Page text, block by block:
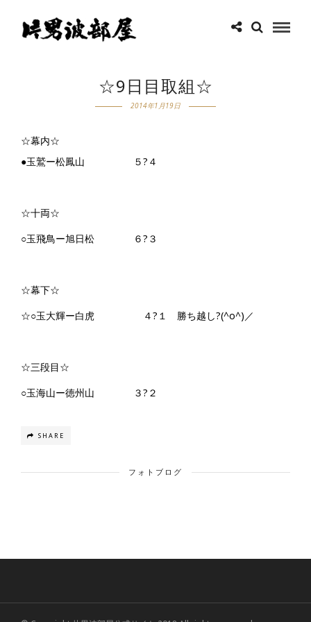
☆9日目取組☆
2014年1月19日
☆幕内☆
●玉鷲ー松鳳山 ５?４
☆十両☆
○玉飛鳥ー旭日松 ６?３
☆幕下☆
☆○玉大輝ー白虎 ４?１ 勝ち越し?(^o^)／
☆三段目☆
○玉海山ー徳州山 ３?２
SHARE
フォトブログ